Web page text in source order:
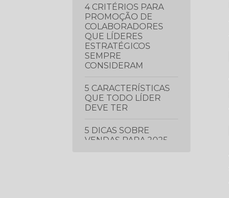
4 CRITÉRIOS PARA
PROMOÇÃO DE
COLABORADORES
QUE LÍDERES
ESTRATÉGICOS
SEMPRE
CONSIDERAM
5 CARACTERÍSTICAS
QUE TODO LÍDER
DEVE TER
5 DICAS SOBRE
VENDAS PARA 2025